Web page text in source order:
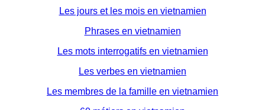
Les jours et les mois en vietnamien
Phrases en vietnamien
Les mots interrogatifs en vietnamien
Les verbes en vietnamien
Les membres de la famille en vietnamien